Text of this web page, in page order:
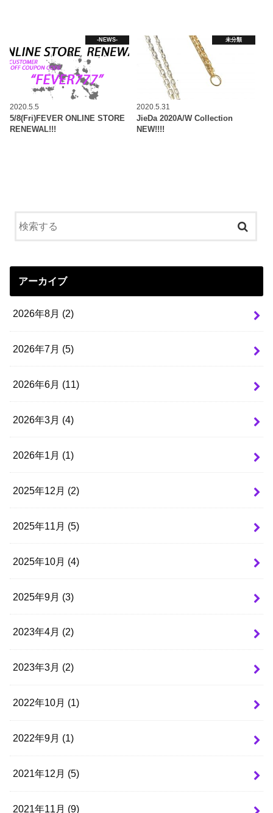
-NEWS-
2020.5.5
5/8(Fri)FEVER ONLINE STORE
RENEWAL!!!
未分類
2020.5.31
JieDa 2020A/W Collection
NEW!!!!
アーカイブ
2026年8月 (2)
2026年7月 (5)
2026年6月 (11)
2026年3月 (4)
2026年1月 (1)
2025年12月 (2)
2025年11月 (5)
2025年10月 (4)
2025年9月 (3)
2023年4月 (2)
2023年3月 (2)
2022年10月 (1)
2022年9月 (1)
2021年12月 (5)
2021年11月 (9)